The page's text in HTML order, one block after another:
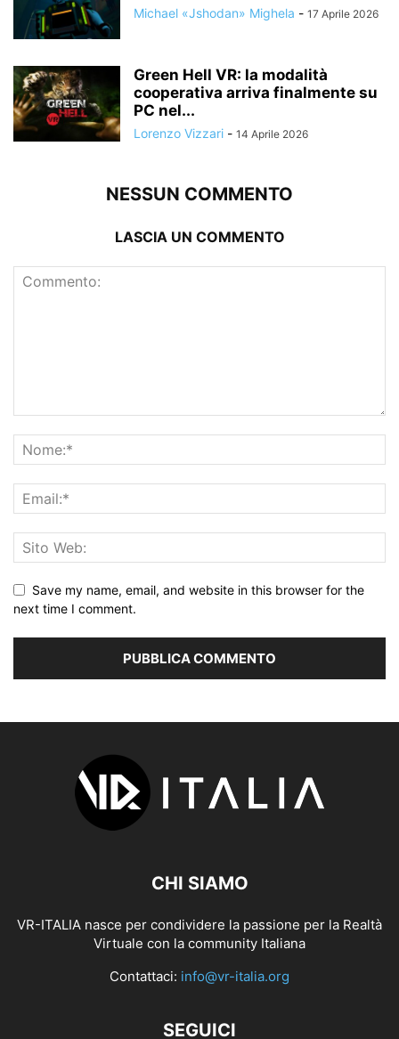
Michael «Jshodan» Mighela - 17 Aprile 2026
Green Hell VR: la modalità
cooperativa arriva finalmente su
PC nel...
Lorenzo Vizzari - 14 Aprile 2026
NESSUN COMMENTO
LASCIA UN COMMENTO
Save my name, email, and website in this browser for the
next time I comment.
CHI SIAMO
VR-ITALIA nasce per condividere la passione per la Realtà
Virtuale con la community Italiana
Contattaci: info@vr-italia.org
SEGUICI